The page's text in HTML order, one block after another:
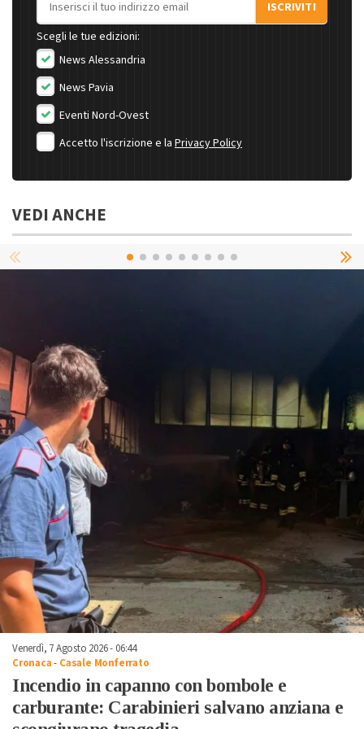
ISCRIVITI
Scegli le tue edizioni:
News Alessandria
News Pavia
Eventi Nord-Ovest
Accetto l'iscrizione e la Privacy Policy
VEDI ANCHE
Venerdì, 7 Agosto 2026 - 06:44
Cronaca- Casale Monferrato
Incendio in capanno con bombole e
carburante: Carabinieri salvano anziana e